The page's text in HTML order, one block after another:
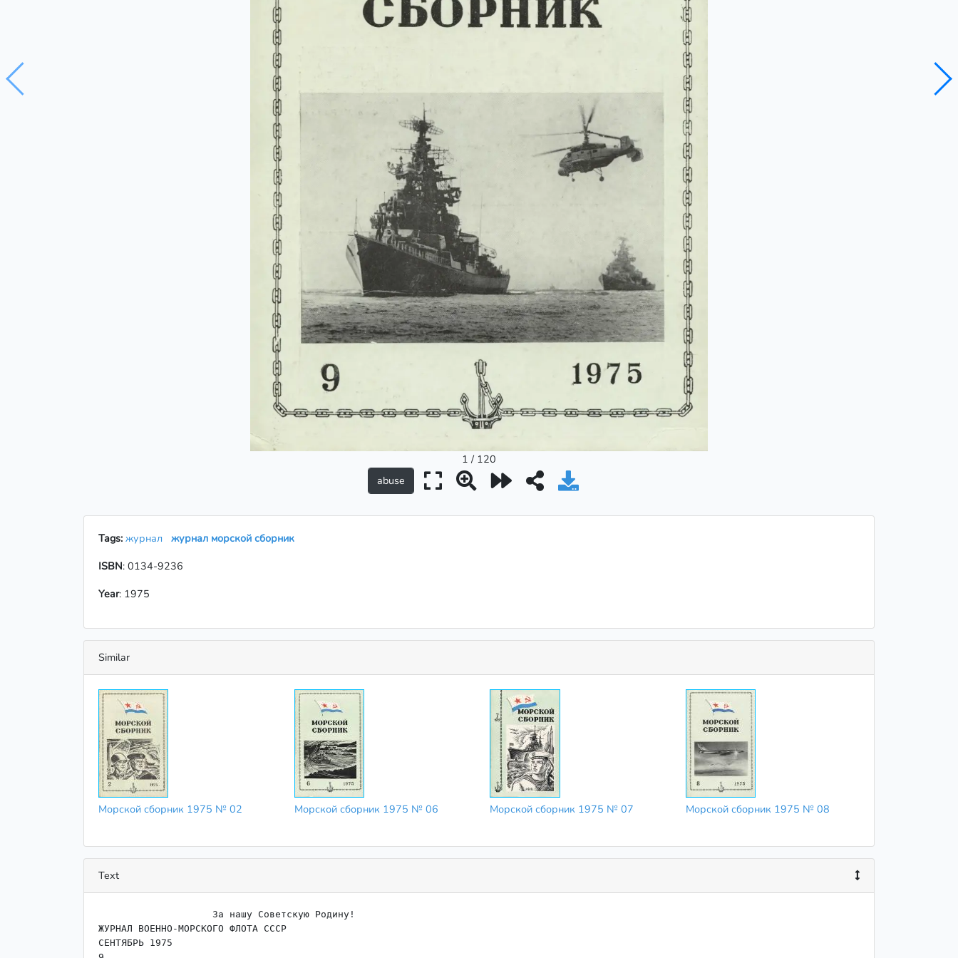
1 / 120
Tags: журнал
журнал морской сборник
ISBN: 0134-9236
Year: 1975
Similar
Морской сборник 1975 № 02 Морской сборник 1975 № 06 Морской сборник 1975 № 07 Морской сборник 1975 № 08
Text
ЖУРНАЛ ВОЕННО-МОРСКОГО ФЛОТА СССР
СЕНТЯБРЬ 1975